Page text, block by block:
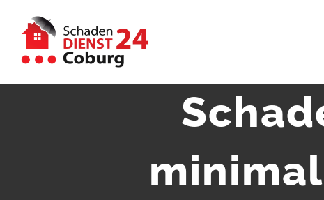
Inhalt
springen